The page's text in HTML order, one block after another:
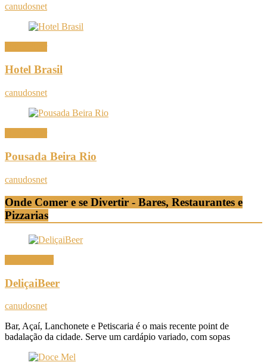
canudosnet
Hotel Brasil
canudosnet
Pousada Beira Rio
canudosnet
Onde Comer e se Divertir - Bares, Restaurantes e
Pizzarias
DeliçaiBeer
canudosnet
Bar, Açaí, Lanchonete e Petiscaria é o mais recente point de
badalação da cidade. Serve um cardápio variado, com sopas